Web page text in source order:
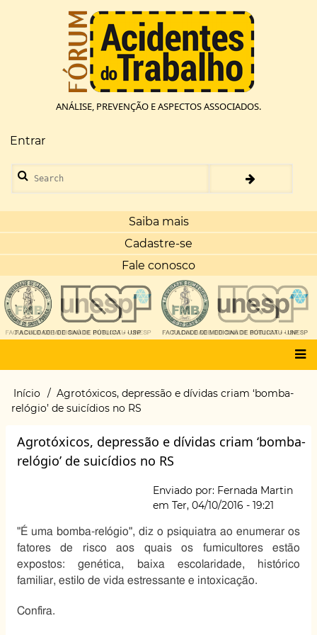
ANÁLISE, PREVENÇÃO E ASPECTOS ASSOCIADOS.
Menu
de
conta
de
usuário
Entrar
Search
Saiba mais
Cadastre-se
Fale conosco
Main
menu
Trilha
de
Início
Agrotóxicos, depressão e dívidas criam ‘bomba-
relógio’ de suicídios no RS
Agrotóxicos, depressão e dívidas criam ‘bomba-
relógio’ de suicídios no RS
Enviado por: Fernada Martin
em Ter, 04/10/2016 - 19:21
"É uma bomba-relógio", diz o psiquiatra ao enumerar os
fatores de risco aos quais os fumicultores estão
expostos: genética, baixa escolaridade, histórico
familiar, estilo de vida estressante e intoxicação.
Confira.